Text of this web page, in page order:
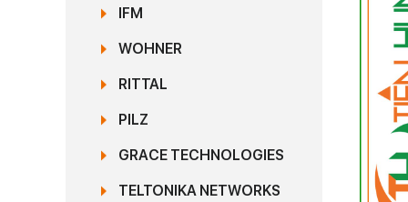
IFM
WOHNER
RITTAL
PILZ
GRACE TECHNOLOGIES
TELTONIKA NETWORKS